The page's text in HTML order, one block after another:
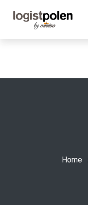
Home